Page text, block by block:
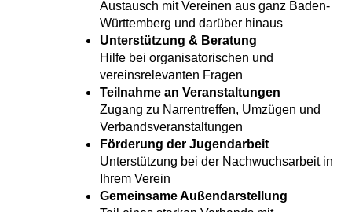
Austausch mit Vereinen aus ganz Baden-
Württemberg und darüber hinaus
Unterstützung & Beratung
Hilfe bei organisatorischen und
vereinsrelevanten Fragen
Teilnahme an Veranstaltungen
Zugang zu Narrentreffen, Umzügen und
Verbandsveranstaltungen
Förderung der Jugendarbeit
Unterstützung bei der Nachwuchsarbeit in
Ihrem Verein
Gemeinsame Außendarstellung